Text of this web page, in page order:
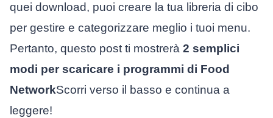
quei download, puoi creare la tua libreria di cibo
per gestire e categorizzare meglio i tuoi menu.
Pertanto, questo post ti mostrerà 2 semplici
modi per scaricare i programmi di Food
NetworkScorri verso il basso e continua a
leggere!